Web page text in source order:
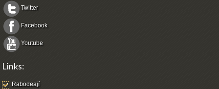
Twitter
Facebook
Youtube
Links:
Rabodeají